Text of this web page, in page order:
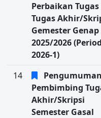
Perbaikan Tugas
Tugas Akhir/
Gemester Genap
2025/2026
2026-1)
14
Pengumuman
Pembimbing
Akhir/Skripsi
Semester Gasal